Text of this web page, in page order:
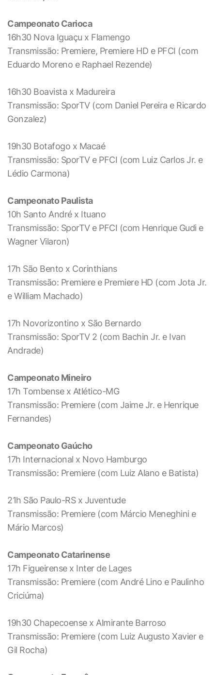
Campeonato Carioca
16h30 Nova Iguaçu x Flamengo
Transmissão: Premiere, Premiere HD e PFCI (com
Eduardo Moreno e Raphael Rezende)
16h30 Boavista x Madureira
Transmissão: SporTV (com Daniel Pereira e Ricardo
Gonzalez)
19h30 Botafogo x Macaé
Transmissão: SporTV e PFCI (com Luiz Carlos Jr. e
Lédio Carmona)
Campeonato Paulista
10h Santo André x Ituano
Transmissão: SporTV e PFCI (com Henrique Gudi e
Wagner Vilaron)
17h São Bento x Corinthians
Transmissão: Premiere e Premiere HD (com Jota Jr.
e William Machado)
17h Novorizontino x São Bernardo
Transmissão: SporTV 2 (com Bachin Jr. e Ivan
Andrade)
Campeonato Mineiro
17h Tombense x Atlético-MG
Transmissão: Premiere (com Jaime Jr. e Henrique
Fernandes)
Campeonato Gaúcho
17h Internacional x Novo Hamburgo
Transmissão: Premiere (com Luiz Alano e Batista)
21h São Paulo-RS x Juventude
Transmissão: Premiere (com Márcio Meneghini e
Mário Marcos)
Campeonato Catarinense
17h Figueirense x Inter de Lages
Transmissão: Premiere (com André Lino e Paulinho
Criciúma)
19h30 Chapecoense x Almirante Barroso
Transmissão: Premiere (com Luiz Augusto Xavier e
Gil Rocha)